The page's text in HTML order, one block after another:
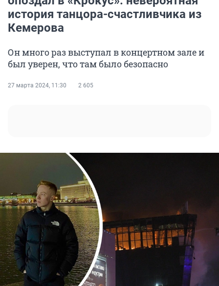
история танцора-счастливчика из
Кемерова
Он много раз выступал в концертном зале и
был уверен, что там было безопасно
27 марта 2024, 11:30 2 605